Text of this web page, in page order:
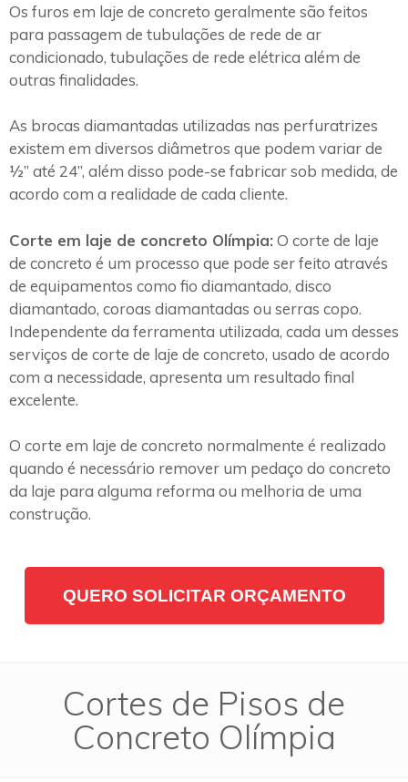
Os furos em laje de concreto geralmente são feitos
para passagem de tubulações de rede de ar
condicionado, tubulações de rede elétrica além de
outras finalidades.
As brocas diamantadas utilizadas nas perfuratrizes
existem em diversos diâmetros que podem variar de
½” até 24”, além disso pode-se fabricar sob medida, de
acordo com a realidade de cada cliente.
Corte em laje de concreto Olímpia: O corte de laje
de concreto é um processo que pode ser feito através
de equipamentos como fio diamantado, disco
diamantado, coroas diamantadas ou serras copo.
Independente da ferramenta utilizada, cada um desses
serviços de corte de laje de concreto, usado de acordo
com a necessidade, apresenta um resultado final
excelente.
O corte em laje de concreto normalmente é realizado
quando é necessário remover um pedaço do concreto
da laje para alguma reforma ou melhoria de uma
construção.
QUERO SOLICITAR ORÇAMENTO
Cortes de Pisos de
Concreto Olímpia